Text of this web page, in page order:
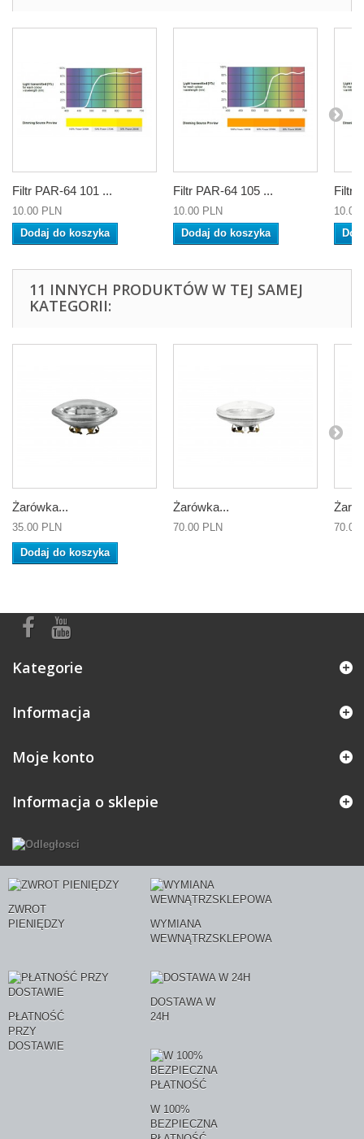
Filtr PAR-64 101 ...
10.00 PLN
Dodaj do koszyka
Filtr PAR-64 105 ...
10.00 PLN
Dodaj do koszyka
Filtr
10.00
11 INNYCH PRODUKTÓW W TEJ SAMEJ
KATEGORII:
Żarówka...
35.00 PLN
Dodaj do koszyka
Żarówka...
70.00 PLN 70.00
Kategorie
Informacja
Moje konto
Informacja o sklepie
ZWROT
PIENIĘDZY
WYMIANA
WEWNĄTRZSKLEPOWA
PŁATNOŚĆ
PRZY
DOSTAWIE
DOSTAWA W
24H
W 100%
BEZPIECZNA